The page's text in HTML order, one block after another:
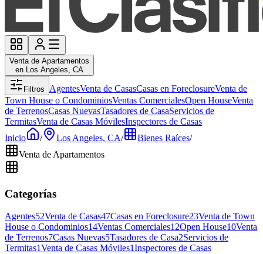
Venta de Apartamentos
en Los Angeles, CA
Filtros AgentesVenta de CasasCasas en ForeclosureVenta de
Town House o CondominiosVentas ComercialesOpen HouseVenta
de TerrenosCasas NuevasTasadores de CasaServicios de
TermitasVenta de Casas MóvilesInspectores de Casas
Inicio
/ Los Angeles, CA/ Bienes Raíces/
Venta de Apartamentos
Categorías
Agentes52Venta de Casas47Casas en Foreclosure23Venta de Town
House o Condominios14Ventas Comerciales12Open House10Venta
de Terrenos7Casas Nuevas5Tasadores de Casa2Servicios de
Termitas1Venta de Casas Móviles1Inspectores de Casas